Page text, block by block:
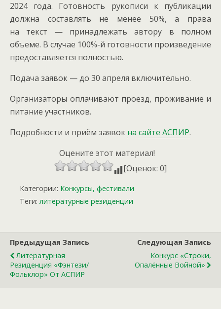
2024 года. Готовность рукописи к публикации
должна составлять не менее 50%, а права
на текст — принадлежать автору в полном
объеме. В случае 100%-й готовности произведение
предоставляется полностью.
Подача заявок — до 30 апреля включительно.
Организаторы оплачивают проезд, проживание и
питание участников.
Подробности и приём заявок на сайте АСПИР.
Оцените этот материал!
[Оценок: 0]
Категории: Конкурсы, фестивали
Теги: литературные резиденции
Предыдущая Запись
Литературная
Резиденция «Фэнтези/
Фольклор» От АСПИР
Следующая Запись
Конкурс «Строки,
Опалённые Войной»